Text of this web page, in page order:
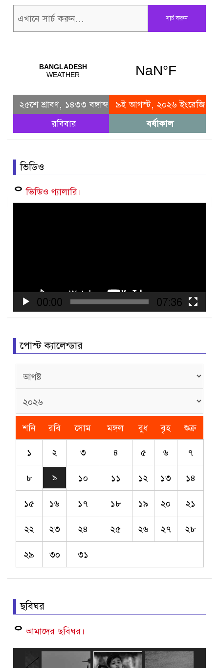
সার্চ করুন
২৫শে শ্রাবণ, ১৪৩৩ বঙ্গাব্দ ৯ই আগস্ট, ২০২৬ ইংরেজি
রবিবার
বর্ষাকাল
ভিডিও
ᄋভিডিও গ্যালারি।
00:00 07:36
পোস্ট ক্যালেন্ডার
শনি রবি সোম মঙ্গল বুধ বৃহ
শুক্র
১
২ ৩ ৪ ৫ ৬
৭
৮
৯ ১০ ১১ ১২ ১৩
১৪
১৫
১৬ ১৭ ১৮ ১৯ ২০
২১
২২
২৩ ২৪ ২৫ ২৬ ২৭
২৮
২৯
৩০ ৩১
ছবিঘর
ᄋআমাদের ছবিঘর।
Age